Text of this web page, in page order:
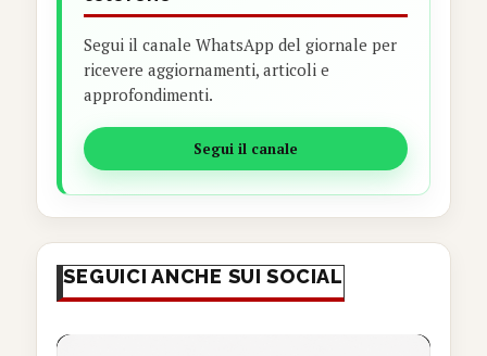
Segui il canale WhatsApp del giornale per
ricevere aggiornamenti, articoli e
approfondimenti.
Segui il canale
SEGUICI ANCHE SUI SOCIAL